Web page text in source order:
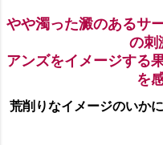
やや濁った澱のあるサ
の刺
アンズをイメージする
を
荒削りなイメージのいか